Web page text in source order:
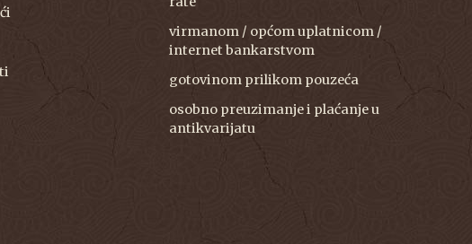
virmanom / općom uplatnicom /
internet bankarstvom
gotovinom prilikom pouzeća
osobno preuzimanje i plaćanje u
antikvarijatu